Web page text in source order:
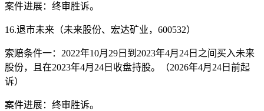
案件进展：终审胜诉。
16.退市未来（未来股份、宏达矿业，600532）
索赔条件一：2022年10月29日到2023年4月24日之间买入未来
股份，且在2023年4月24日收盘持股。（2026年4月24日前起
诉）
案件进展：终审胜诉。